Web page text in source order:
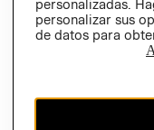
personalizadas.
personalizar sus
de datos para